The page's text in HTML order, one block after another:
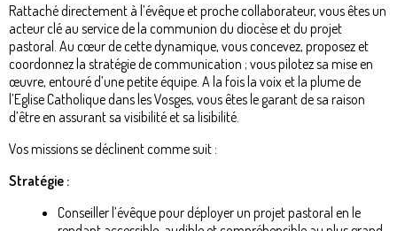
Rattaché directement à l’évêque et proche collaborateur, vous êtes un
acteur clé au service de la communion du diocèse et du projet
pastoral. Au cœur de cette dynamique, vous concevez, proposez et
coordonnez la stratégie de communication ; vous pilotez sa mise en
œuvre, entouré d’une petite équipe. A la fois la voix et la plume de
l’Eglise Catholique dans les Vosges, vous êtes le garant de sa raison
d’être en assurant sa visibilité et sa lisibilité.
Vos missions se déclinent comme suit :
Stratégie :
Conseiller l’évêque pour déployer un projet pastoral en le